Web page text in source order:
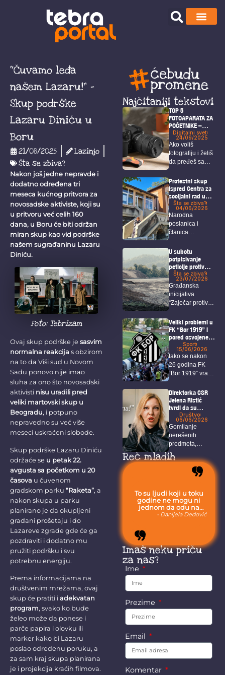
“Čuvamo leđa
našem Lazaru!” –
Skup podrške
Lazaru Diniću u
Boru
21/08/2025
Lazinjo
Šta se zbiva?
Nakon još jedne nepravde i
dodatno određena tri
meseca kućnog pritvora za
novosadske aktiviste, koji su
u pritvoru već celih 160
dana, u Boru će biti održan
miran skup kao vid podrške
našem sugrađaninu Lazaru
Diniću.
Foto: Tebrizam
Ovaj skup podrške je sasvim
normalna reakcija s obzirom
na to da Viši sud u Novom
Sadu ponovo nije imao
sluha za ono što novosadski
aktivisti nisu uradili pred
veliki martovski skup u
Beogradu, i potpuno
nepravedno su već više
meseci uskraćeni slobode.
Skup podrške Lazaru Diniću
održaće se u petak 22.
avgusta sa početkom u 20
časova u čuvenom
gradskom parku “Raketa”, a
nakon skupa u parku
planirano je da okupljeni
građani prošetaju i do
Lazareve zgrade gde će ga
pozdraviti i dodatno mu
pružiti podršku i svu
potrebnu energiju.
Prema informacijama na
društvenim mrežama, ovaj
skup će pratiti i adekvatan
program, svako ko bude
želeo može da ponese i
parče papira i olovku ili
marker kako bi Lazaru
poslao određenu poruku, a
za sam kraj skupa planirana
je i projekcija kraćih filmova.
Najčitaniji tekstovi
TOP 5
FOTOAPARATA ZA
POČETNIKE –
vodič
Digitalni svet
24/09/2025
Ako voliš
fotografiju i želiš
da pređeš sa
telefona...
Protestni skup
ispred Centra za
socijalni rad u
Boru
Šta se zbiva?
04/06/2026
Narodna
poslanica i
članica
Irena Živković,
na društvenim...
U subotu
potpisivanje
peticije protiv
potencijalnog
štetnog
rudarenja
nadomak
Zaječara
Šta se zbiva?
23/07/2026
Građanska
inicijativa
“Zaječar protiv
želim da se
selim”...
Veliki problemi u
FK “Bor 1919” i
pored osvojene
titule i ulaska u
veći rang
Sport
15/06/2026
Iako se nakon
26 godina FK
“Bor 1919” vratio
Direktorka CSR
Jelena Ristić
tvrdi da su
navodi o čekanju
rešenja za isplatu
neistiniti –
Održan protest
ispred CSR
Društvo
06/06/2026
Gomilanje
nerešenih
predmeta,
višemesečno
kašnjenje isplata
za porodilje,
onkološke
Reč mladih
To su ljudi koji u toku
godine ne mogu ni
jednom da odu na
more, jer moraju da
- Danijela Dedović
Imaš neku priču
za nas?
Ime
Prezime
Email
Komentar